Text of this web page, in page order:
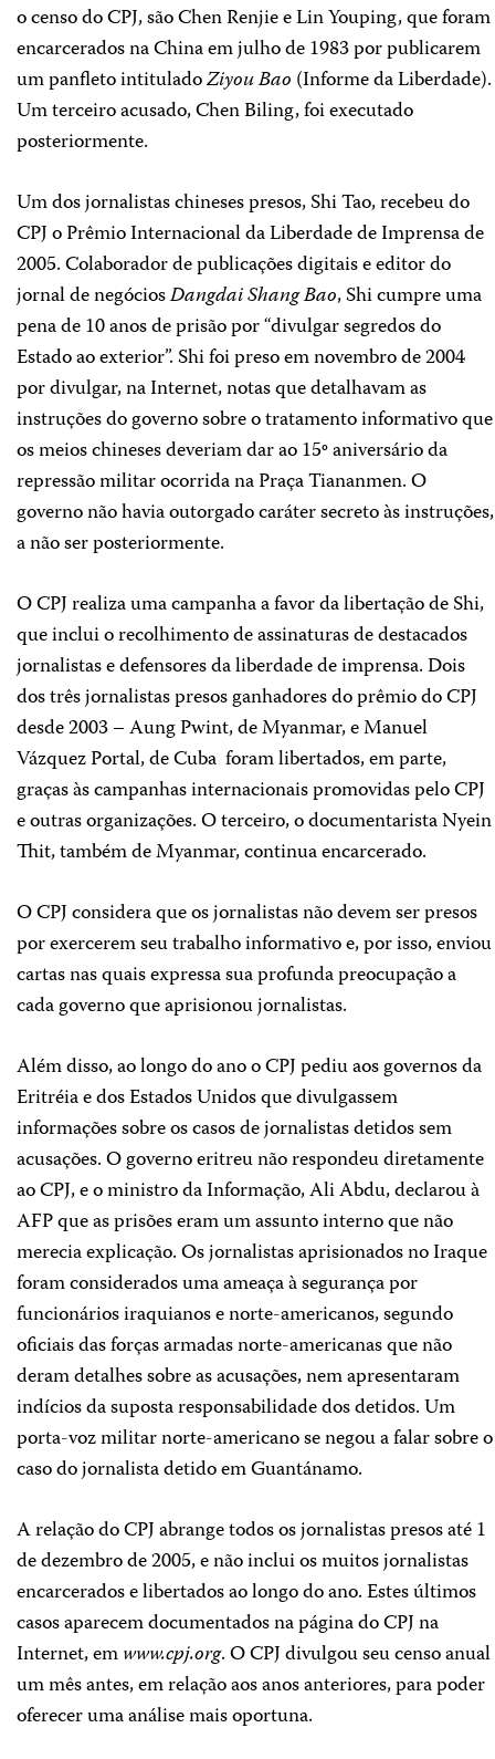
o censo do CPJ, são Chen Renjie e Lin Youping, que foram
encarcerados na China em julho de 1983 por publicarem
um panfleto intituladoZiyou Bao (Informe da Liberdade).
Um terceiro acusado, Chen Biling, foi executado
posteriormente.
Um dos jornalistas chineses presos, Shi Tao, recebeu do
CPJ o Prêmio Internacional da Liberdade de Imprensa de
2005. Colaborador de publicações digitais e editor do
jornal de negóciosDangdai Shang Bao, Shi cumpre uma
pena de 10 anos de prisão por “divulgar segredos do
Estado ao exterior”. Shi foi preso em novembro de 2004
por divulgar, na Internet, notas que detalhavam as
instruções do governo sobre o tratamento informativo que
os meios chineses deveriam dar ao 15º aniversário da
repressão militar ocorrida na Praça Tiananmen. O
governo não havia outorgado caráter secreto às instruções,
a não ser posteriormente.
O CPJ realiza uma campanha a favor da libertação de Shi,
que inclui o recolhimento de assinaturas de destacados
jornalistas e defensores da liberdade de imprensa. Dois
dos três jornalistas presos ganhadores do prêmio do CPJ
desde 2003 – Aung Pwint, de Myanmar, e Manuel
Vázquez Portal, de Cuba ­ foram libertados, em parte,
graças às campanhas internacionais promovidas pelo CPJ
e outras organizações. O terceiro, o documentarista Nyein
Thit, também de Myanmar, continua encarcerado.
O CPJ considera que os jornalistas não devem ser presos
por exercerem seu trabalho informativo e, por isso, enviou
cartas nas quais expressa sua profunda preocupação a
cada governo que aprisionou jornalistas.
Além disso, ao longo do ano o CPJ pediu aos governos da
Eritréia e dos Estados Unidos que divulgassem
informações sobre os casos de jornalistas detidos sem
acusações. O governo eritreu não respondeu diretamente
ao CPJ, e o ministro da Informação, Ali Abdu, declarou à
AFP que as prisões eram um assunto interno que não
merecia explicação. Os jornalistas aprisionados no Iraque
foram considerados uma ameaça à segurança por
funcionários iraquianos e norte-americanos, segundo
oficiais das forças armadas norte-americanas que não
deram detalhes sobre as acusações, nem apresentaram
indícios da suposta responsabilidade dos detidos. Um
porta-voz militar norte-americano se negou a falar sobre o
caso do jornalista detido em Guantánamo.
A relação do CPJ abrange todos os jornalistas presos até 1
de dezembro de 2005, e não inclui os muitos jornalistas
encarcerados e libertados ao longo do ano. Estes últimos
casos aparecem documentados na página do CPJ na
Internet, emwww.cpj.org. O CPJ divulgou seu censo anual
um mês antes, em relação aos anos anteriores, para poder
oferecer uma análise mais oportuna.